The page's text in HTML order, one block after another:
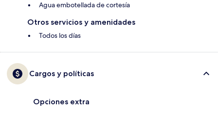
Agua embotellada de cortesía
Otros servicios y amenidades
Todos los días
Cargos y políticas
Opciones extra